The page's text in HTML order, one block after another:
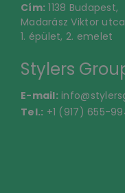
Cím: 1138 Budapest,
Madarász Viktor
1. épület, 2. emelet
Stylers
E-mail:
Tel.: +1 (917) 655-